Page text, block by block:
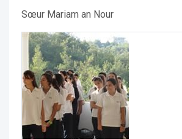
Sœur Mariam an Nour